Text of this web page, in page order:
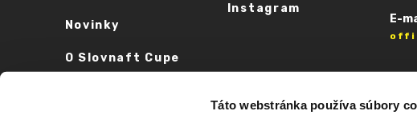
Táto webstránka používa súbory
Novinky
O Slovnaft Cupe
Instagram
E-